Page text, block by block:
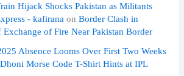
Hijack Shocks Pakistan as Militants
- kafirana onBorder Clash in
Exchange of Fire Near Pakistan Border
Absence Looms Over First Two Weeks
Dhoni Morse Code T-Shirt Hints at IPL